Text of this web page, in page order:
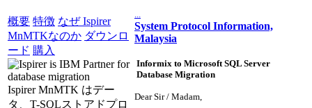
概要 特徴 なぜ Ispirer
MnMTKなのか ダウンロ
ード 購入
Ispirer MnMTK はデー
タ、T-SQLストアドプロ
System Protocol Information,
Malaysia
Informix to Microsoft SQL Server
Database Migration
Dear Sir / Madam,